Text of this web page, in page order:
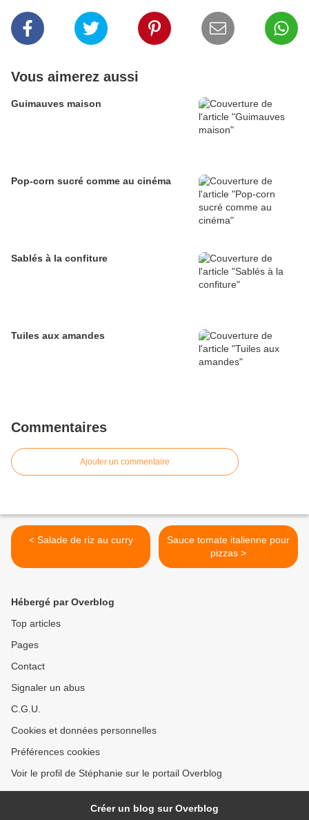
Vous aimerez aussi
Guimauves maison
Pop-corn sucré comme au cinéma
Sablés à la confiture
Tuiles aux amandes
Commentaires
Ajouter un commentaire
< Salade de riz au curry
Sauce tomate italienne pour
pizzas >
Hébergé par Overblog
Top articles
Pages
Contact
Signaler un abus
C.G.U.
Cookies et données personnelles
Préférences cookies
Voir le profil de Stéphanie sur le portail Overblog
Créer un blog sur Overblog